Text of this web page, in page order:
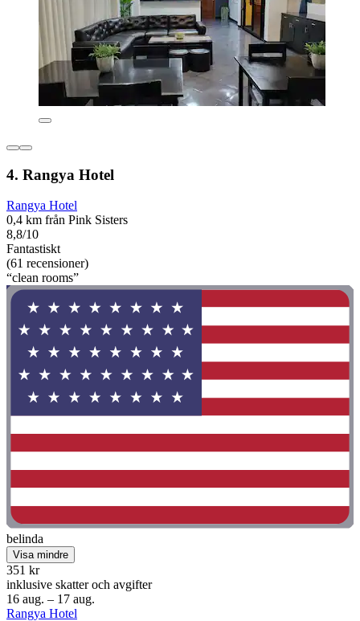
4. Rangya Hotel
Rangya Hotel
0,4 km från Pink Sisters
8,8/10
Fantastiskt
(61 recensioner)
“clean rooms”
belinda
Visa mindre
351 kr
inklusive skatter och avgifter
16 aug. – 17 aug.
Rangya Hotel